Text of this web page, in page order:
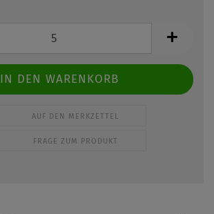
AUF DEN MERKZETTEL
FRAGE ZUM PRODUKT